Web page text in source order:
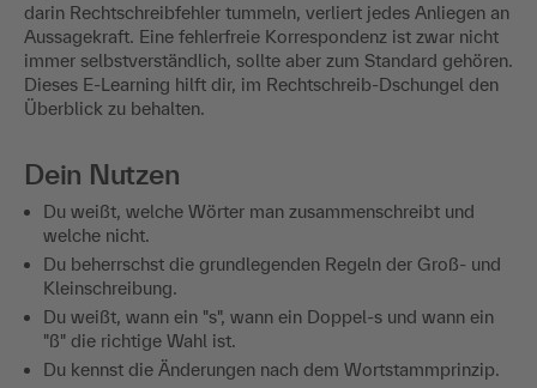
darin Rechtschreibfehler tummeln, verliert jedes Anliegen an
Aussagekraft. Eine fehlerfreie Korrespondenz ist zwar nicht
immer selbstverständlich, sollte aber zum Standard gehören.
Dieses E-Learning hilft dir, im Rechtschreib-Dschungel den
Überblick zu behalten.
Dein Nutzen
Du weißt, welche Wörter man zusammenschreibt und
welche nicht.
Du beherrschst die grundlegenden Regeln der Groß- und
Kleinschreibung.
Du weißt, wann ein "s", wann ein Doppel-s und wann ein
"ß" die richtige Wahl ist.
Du kennst die Änderungen nach dem Wortstammprinzip.